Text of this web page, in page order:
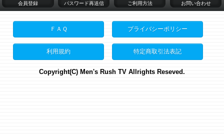
会員登録 パスワード再送信 ご利用方法 お問い合わせ
ＦＡＱ プライバシーポリシー
利用規約 特定商取引法表記
Copyright(C) Men's Rush TV Allrights Reseved.